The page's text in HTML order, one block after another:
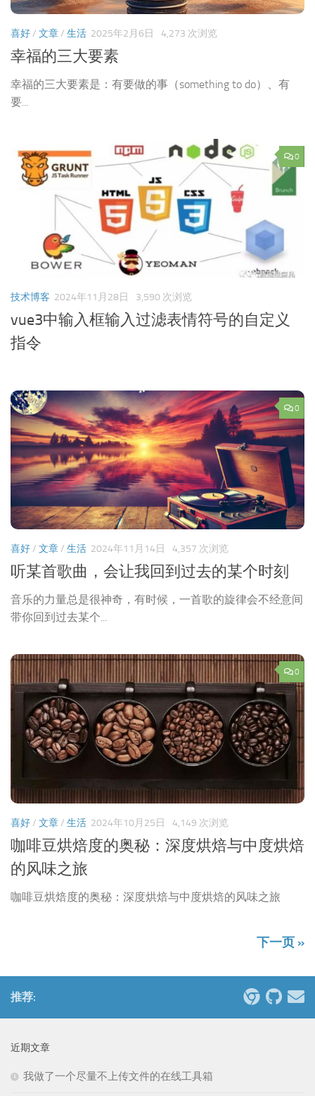
喜好/ 文章/ 生活 2025年2月6日 4,273 次浏览
幸福的三大要素
幸福的三大要素是：有要做的事（something to do）、有
要...
0
技术博客 2024年11月28日 3,590 次浏览
vue3中输入框输入过滤表情符号的自定义
指令
0
喜好/ 文章/ 生活 2024年11月14日 4,357 次浏览
听某首歌曲，会让我回到过去的某个时刻
音乐的力量总是很神奇，有时候，一首歌的旋律会不经意间
带你回到过去某个...
0
喜好/ 文章/ 生活 2024年10月25日 4,149 次浏览
咖啡豆烘焙度的奥秘：深度烘焙与中度烘焙
的风味之旅
咖啡豆烘焙度的奥秘：深度烘焙与中度烘焙的风味之旅
下一页 »
推荐:
近期文章
我做了一个尽量不上传文件的在线工具箱